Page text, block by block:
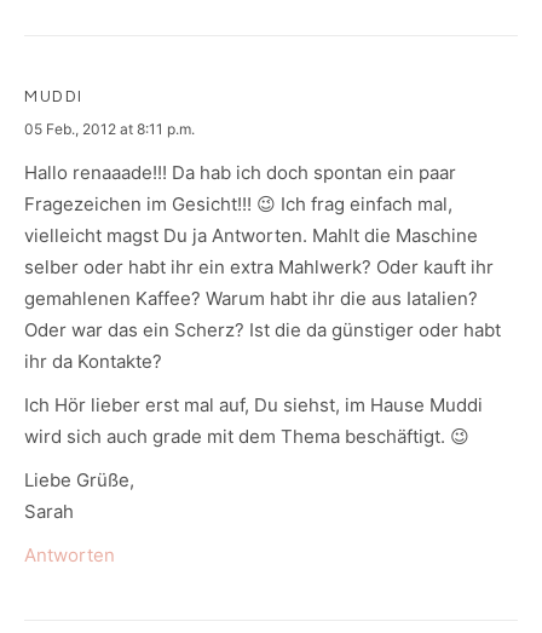
MUDDI
says:
05 Feb., 2012 at 8:11 p.m.
Hallo renaaade!!! Da hab ich doch spontan ein paar
Fragezeichen im Gesicht!!! 😉 Ich frag einfach mal,
vielleicht magst Du ja Antworten. Mahlt die Maschine
selber oder habt ihr ein extra Mahlwerk? Oder kauft ihr
gemahlenen Kaffee? Warum habt ihr die aus Iatalien?
Oder war das ein Scherz? Ist die da günstiger oder habt
ihr da Kontakte?
Ich Hör lieber erst mal auf, Du siehst, im Hause Muddi
wird sich auch grade mit dem Thema beschäftigt. 😉
Liebe Grüße,
Sarah
Antworten